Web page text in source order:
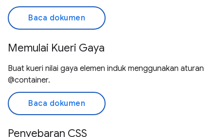
Baca dokumen
Memulai Kueri Gaya
Buat kueri nilai gaya elemen induk menggunakan aturan
@container.
Baca dokumen
Penyebaran CSS